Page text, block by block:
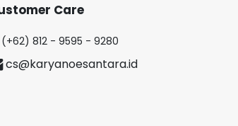
Care
(+62) 812 - 9595 - 9280
cs@karyanoesantara.id